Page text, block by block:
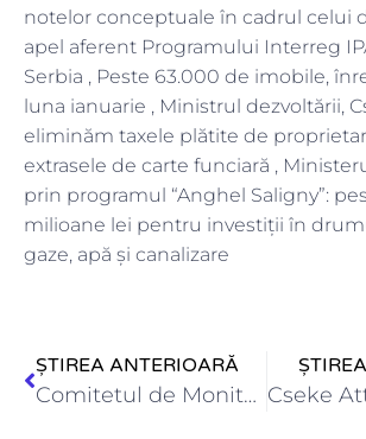
notelor conceptuale în cadrul celui
apel aferent Programului Interreg
Serbia , Peste 63.000 de imobile,
luna ianuarie , Ministrul dezvoltării,
eliminăm taxele plătite de
extrasele de carte funciară ,
prin programul “Anghel Saligny”:
milioane lei pentru investiții în
gaze, apă și canalizare
ȘTIREA ANTERIOARĂ
Comitetul de Monitorizare al Programului Interreg NEXT România-Republica Moldova a…